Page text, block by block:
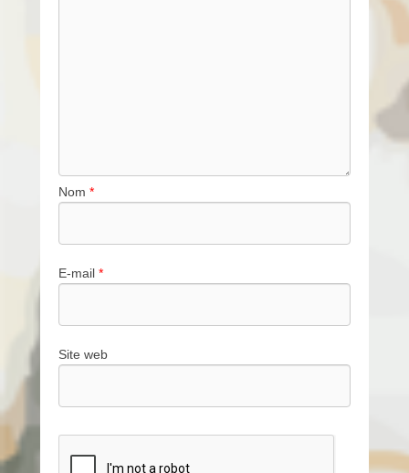
Nom *
E-mail *
Site web